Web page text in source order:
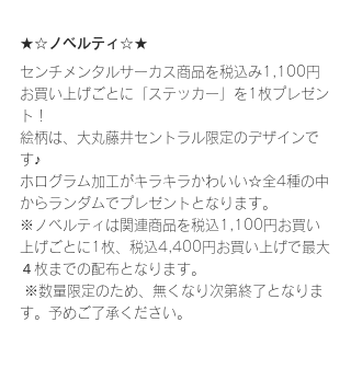
★☆ノベルティ☆★
センチメンタルサーカス商品を税込み1,100円
お買い上げごとに「ステッカー」を1枚プレゼン
ト！
絵柄は、大丸藤井セントラル限定のデザインで
す♪
ホログラム加工がキラキラかわいい☆全4種の中
からランダムでプレゼントとなります。
※ノベルティは関連商品を税込1,100円お買い
上げごとに1枚、税込4,400円お買い上げで最大
４枚までの配布となります。
す。予めご了承ください。